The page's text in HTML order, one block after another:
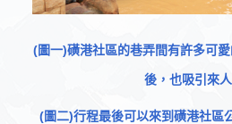
(圖一)磺港社區的巷弄間有許多可
後，也吸引來人
(圖二)行程最後可以來到磺港社區